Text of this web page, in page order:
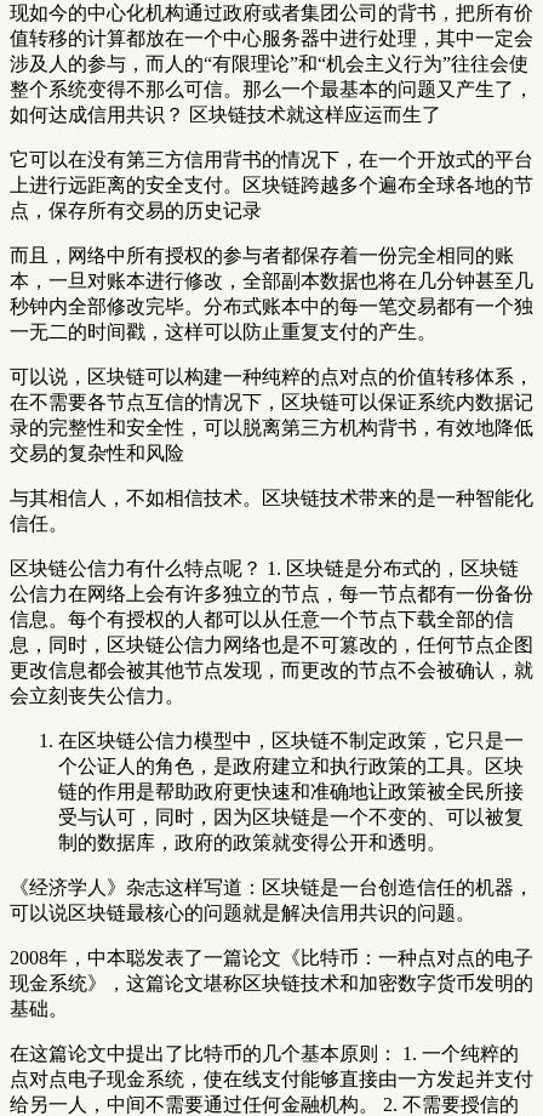
现如今的中心化机构通过政府或者集团公司的背书，把所有价
值转移的计算都放在一个中心服务器中进行处理，其中一定会
涉及人的参与，而人的“有限理论”和“机会主义行为”往往会使
整个系统变得不那么可信。那么一个最基本的问题又产生了，
如何达成信用共识？ 区块链技术就这样应运而生了
它可以在没有第三方信用背书的情况下，在一个开放式的平台
上进行远距离的安全支付。区块链跨越多个遍布全球各地的节
点，保存所有交易的历史记录
而且，网络中所有授权的参与者都保存着一份完全相同的账
本，一旦对账本进行修改，全部副本数据也将在几分钟甚至几
秒钟内全部修改完毕。分布式账本中的每一笔交易都有一个独
一无二的时间戳，这样可以防止重复支付的产生。
可以说，区块链可以构建一种纯粹的点对点的价值转移体系，
在不需要各节点互信的情况下，区块链可以保证系统内数据记
录的完整性和安全性，可以脱离第三方机构背书，有效地降低
交易的复杂性和风险
与其相信人，不如相信技术。区块链技术带来的是一种智能化
信任。
区块链公信力有什么特点呢？ 1. 区块链是分布式的，区块链
公信力在网络上会有许多独立的节点，每一节点都有一份备份
信息。每个有授权的人都可以从任意一个节点下载全部的信
息，同时，区块链公信力网络也是不可篡改的，任何节点企图
更改信息都会被其他节点发现，而更改的节点不会被确认，就
会立刻丧失公信力。
在区块链公信力模型中，区块链不制定政策，它只是一
个公证人的角色，是政府建立和执行政策的工具。区块
链的作用是帮助政府更快速和准确地让政策被全民所接
受与认可，同时，因为区块链是一个不变的、可以被复
制的数据库，政府的政策就变得公开和透明。
《经济学人》杂志这样写道：区块链是一台创造信任的机器，
可以说区块链最核心的问题就是解决信用共识的问题。
2008年，中本聪发表了一篇论文《比特币：一种点对点的电子
现金系统》，这篇论文堪称区块链技术和加密数字货币发明的
基础。
在这篇论文中提出了比特币的几个基本原则： 1. 一个纯粹的
点对点电子现金系统，使在线支付能够直接由一方发起并支付
给另一人，中间不需要通过任何金融机构。 2. 不需要授信的